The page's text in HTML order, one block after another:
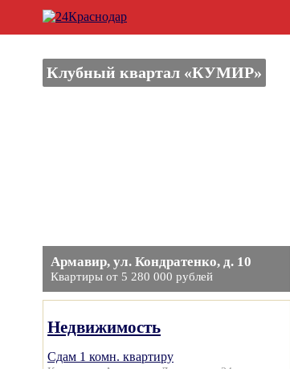
Клубный квартал «КУМИР»
Армавир, ул. Кондратенко, д. 10
Квартиры от 5 280 000 рублей
Недвижимость
Сдам 1 комн. квартиру